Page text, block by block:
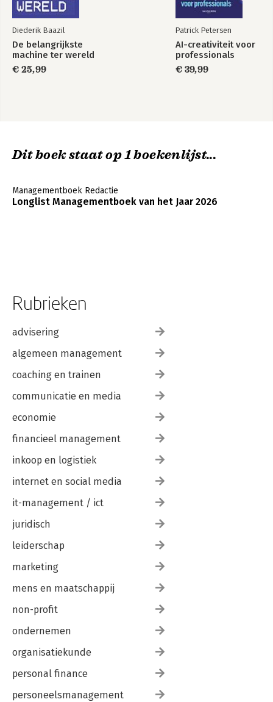
Diederik Baazil
De belangrijkste
machine ter wereld
€ 25,99
Patrick Petersen
AI-creativiteit voor
professionals
€ 39,99
Dit boek staat op 1 boekenlijst...
Managementboek Redactie
Longlist Managementboek van het Jaar 2026
Rubrieken
advisering
algemeen management
coaching en trainen
communicatie en media
economie
financieel management
inkoop en logistiek
internet en social media
it-management / ict
juridisch
leiderschap
marketing
mens en maatschappij
non-profit
ondernemen
organisatiekunde
personal finance
personeelsmanagement